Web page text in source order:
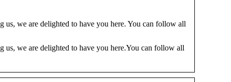
we are delighted to have you here. You can follow all
we are delighted to have you here.You can follow all